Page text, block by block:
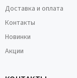
Доставка и оплата
Контакты
Новинки
Акции